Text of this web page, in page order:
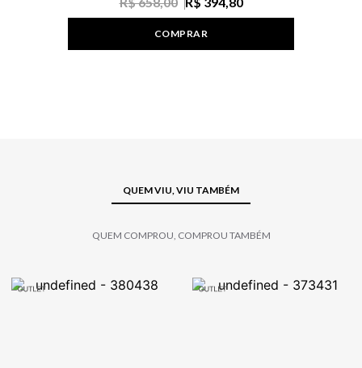
COMPRAR
QUEM VIU, VIU TAMBÉM
QUEM COMPROU, COMPROU TAMBÉM